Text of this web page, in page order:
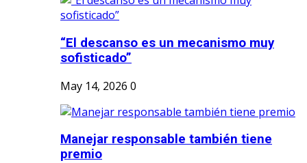
“El descanso es un mecanismo muy
sofisticado”
May 14, 2026 0
Manejar responsable también tiene
premio